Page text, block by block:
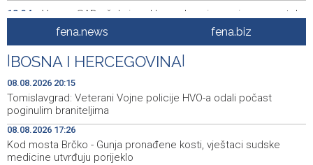
18:34
Vance: SAD očekuje od Irana da osigura siguran protok
nafte kroz Hormuški moreuz
18:21
Iranski šef sigurnosti: Hormuški moreuz će ostati
zatvoren dok SAD ne ispuni zahtjeve Teherana
18:09
Iran 'vrlo blizu' dogovora s Omanom o novoj Hormuškoj
brodskoj ruti
18:05
Koncertom Marije Šerifović večeras se zatvara
manifestacija 'Dani dijaspore Travnik 2026'
fena.news fena.biz
BOSNA I HERCEGOVINA
08.08.2026 20:15
Tomislavgrad: Veterani Vojne policije HVO-a odali počast
poginulim braniteljima
08.08.2026 17:26
Kod mosta Brčko - Gunja pronađene kosti, vještaci sudske
medicine utvrđuju porijeklo